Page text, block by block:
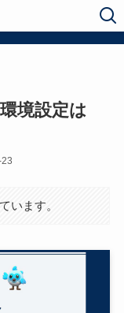
境設定は
います。